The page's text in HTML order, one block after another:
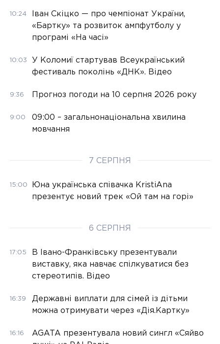
10:24
Іван Скіцко — про чемпіонат України,
«Бартку» та розвиток ампфутболу у
програмі «На часі»
10:03
У Коломиї стартував Всеукраїнський
фестиваль поколінь «ДНК». Відео
9:36 Прогноз погоди на 10 серпня 2026 року
9:00
09:00 – загальнонаціональна хвилина
мовчання
7 СЕРПНЯ
15:00
Юна українська співачка KristiAna
презентує новий трек «Ой там на горі»
6 СЕРПНЯ
17:05
В Івано-Франківську презентували
виставку, яка навчає спілкуватися без
стереотипів. Відео
16:39
Державні виплати для сімей із дітьми
можна отримувати через «Дія.Картку»
16:16
AGATA презентувала новий сингл «Сяйво